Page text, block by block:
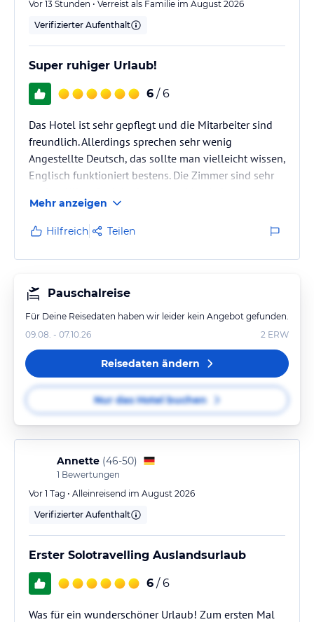
Vor 13 Stunden • Verreist als Familie im August 2026
Verifizierter Aufenthalt
Super ruhiger Urlaub!
6 / 6
Das Hotel ist sehr gepflegt und die Mitarbeiter sind
freundlich. Allerdings sprechen sehr wenig
Angestellte Deutsch, das sollte man vielleicht wissen,
Englisch funktioniert bestens. Die Zimmer sind sehr
immer Liegen am Strand und am Pool, also
reservieren echt unnötig!!!
In der ganzen Anlage ist es sehr ruhig, Entspannung
pur. Das Essen ist immer sehr vielseitig und gut. Wir
nicht erlebt. Kein Drängeln, immer freie und…
Mehr anzeigen
Hilfreich Teilen
Pauschalreise
Für Deine Reisedaten haben wir leider kein Angebot gefunden.
09.08. - 07.10.26
2 ERW
Reisedaten ändern
Nur das Hotel buchen
Annette (46-50)
1 Bewertungen
Vor 1 Tag • Alleinreisend im August 2026
Verifizierter Aufenthalt
Erster Solotravelling Auslandsurlaub
6 / 6
Was für ein wunderschöner Urlaub! Zum ersten Mal